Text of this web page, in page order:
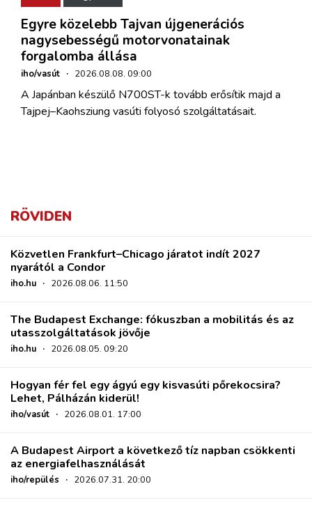
Egyre közelebb Tajvan újgenerációs
nagysebességű motorvonatainak
forgalomba állása
iho/vasút · 2026.08.08. 09:00
A Japánban készülő N700ST-k tovább erősítik majd a
Tajpej–Kaohsziung vasúti folyosó szolgáltatásait.
RÖVIDEN
Közvetlen Frankfurt–Chicago járatot indít 2027
nyarától a Condor
iho.hu · 2026.08.06. 11:50
The Budapest Exchange: fókuszban a mobilitás és az
utasszolgáltatások jövője
iho.hu · 2026.08.05. 09:20
Hogyan fér fel egy ágyú egy kisvasúti pőrekocsira?
Lehet, Pálházán kiderül!
iho/vasút · 2026.08.01. 17:00
A Budapest Airport a következő tíz napban csökkenti
az energiafelhasználását
iho/repülés · 2026.07.31. 20:00